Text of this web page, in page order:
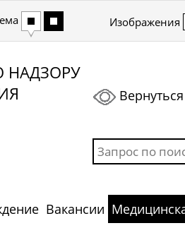
СветлаяТемная Изображения
НАДЗОРУ
Вакансии